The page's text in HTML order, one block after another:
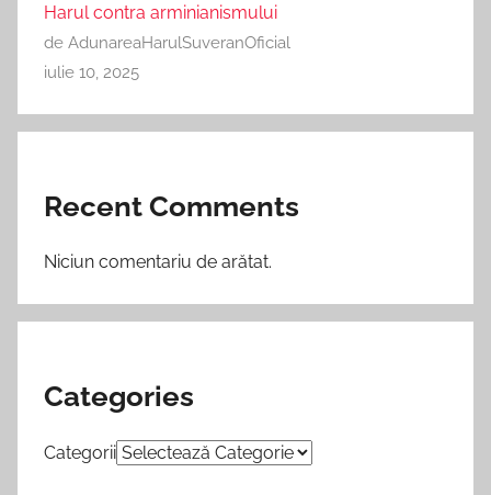
Harul contra arminianismului
de AdunareaHarulSuveranOficial
iulie 10, 2025
Recent Comments
Niciun comentariu de arătat.
Categories
Categorii